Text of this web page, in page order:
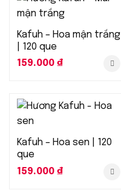
Kafuh – Hoa mận trắng
| 120 que
159.000 ₫
Kafuh – Hoa sen | 120
que
159.000 ₫